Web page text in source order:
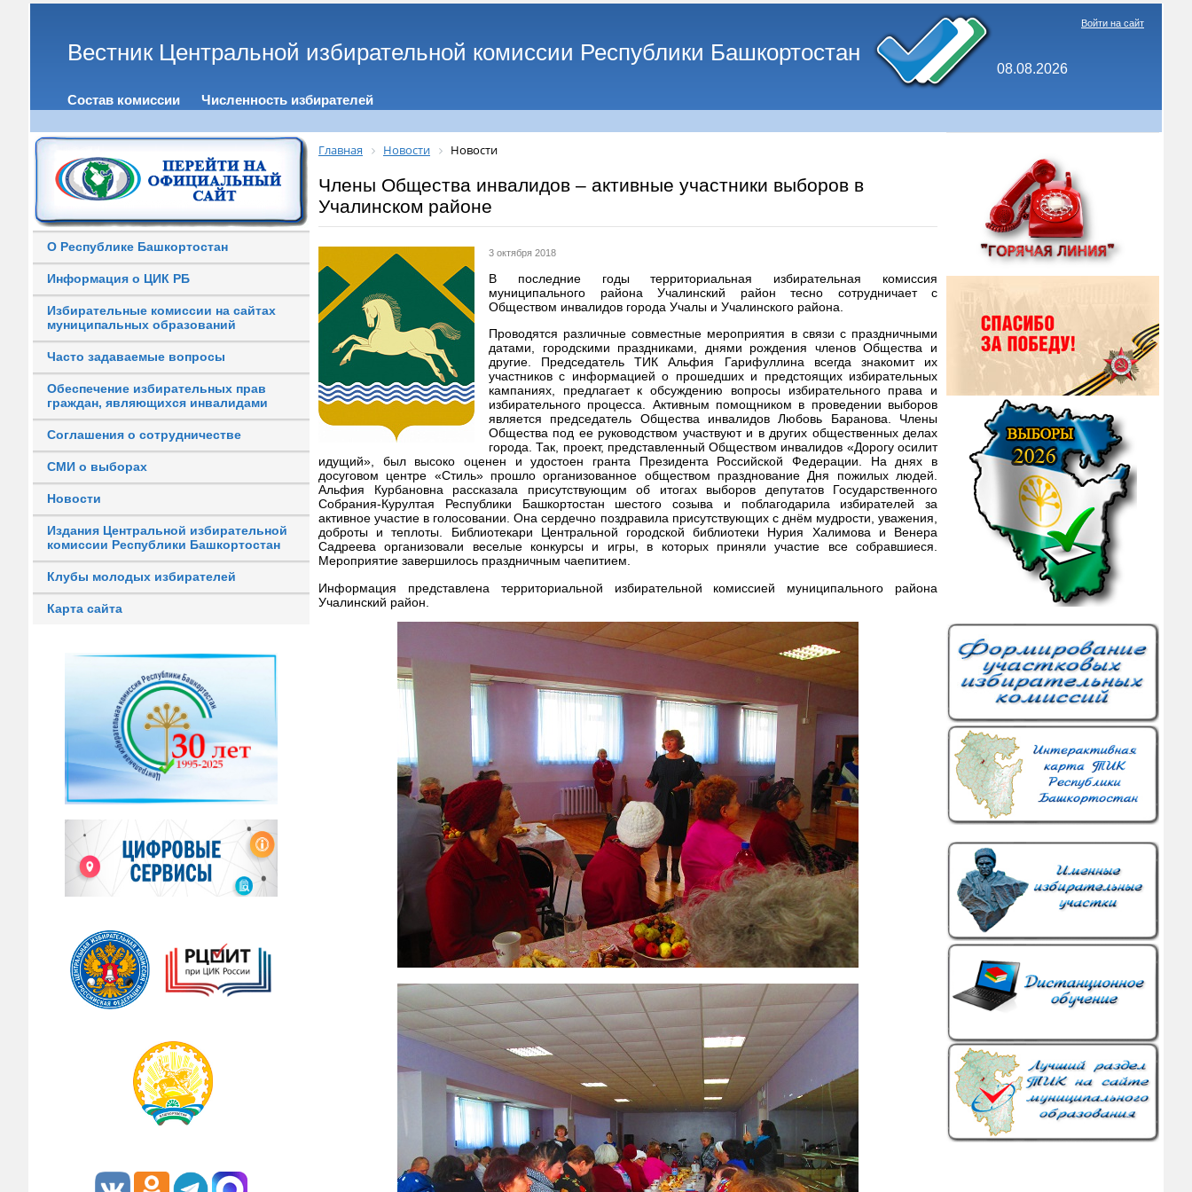
Вестник Центральной избирательной комиссии Республики Башкортостан
08.08.2026
Войти на сайт
Состав комиссии Численность избирателей
О Республике Башкортостан
Информация о ЦИК РБ
Избирательные комиссии на сайтах
муниципальных образований
Часто задаваемые вопросы
Обеспечение избирательных прав
граждан, являющихся инвалидами
Соглашения о сотрудничестве
СМИ о выборах
Новости
Издания Центральной избирательной
комиссии Республики Башкортостан
Клубы молодых избирателей
Карта сайта
Главная Новости Новости
Члены Общества инвалидов – активные участники выборов в
Учалинском районе
3 октября 2018
В последние годы территориальная избирательная комиссия
муниципального района Учалинский район тесно сотрудничает с
Обществом инвалидов города Учалы и Учалинского района.
Проводятся различные совместные мероприятия в связи с праздничными
датами, городскими праздниками, днями рождения членов Общества и
другие. Председатель ТИК Альфия Гарифуллина всегда знакомит их
участников с информацией о прошедших и предстоящих избирательных
кампаниях, предлагает к обсуждению вопросы избирательного права и
избирательного процесса. Активным помощником в проведении выборов
является председатель Общества инвалидов Любовь Баранова. Члены
Общества под ее руководством участвуют и в других общественных делах
города. Так, проект, представленный Обществом инвалидов «Дорогу осилит
идущий», был высоко оценен и удостоен гранта Президента Российской Федерации. На днях в
досуговом центре «Стиль» прошло организованное обществом празднование Дня пожилых людей.
Альфия Курбановна рассказала присутствующим об итогах выборов депутатов Государственного
Собрания-Курултая Республики Башкортостан шестого созыва и поблагодарила избирателей за
активное участие в голосовании. Она сердечно поздравила присутствующих с днём мудрости, уважения,
доброты и теплоты. Библиотекари Центральной городской библиотеки Нурия Халимова и Венера
Садреева организовали веселые конкурсы и игры, в которых приняли участие все собравшиеся.
Мероприятие завершилось праздничным чаепитием.
Информация представлена территориальной избирательной комиссией муниципального района
Учалинский район.